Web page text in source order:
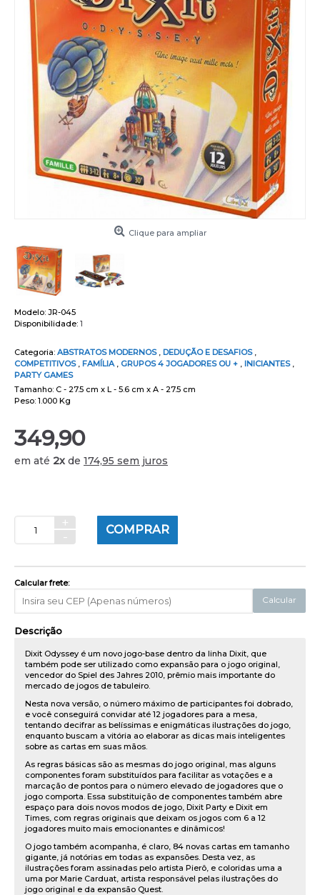
Clique para ampliar
Modelo: JR-045
Disponibilidade: 1
Categoria: ABSTRATOS MODERNOS DEDUÇÃO E DESAFIOS
COMPETITIVOS FAMÍLIA GRUPOS 4 JOGADORES OU + INICIANTES
PARTY GAMES
Tamanho: C - 27.5 cm x L - 5.6 cm x A - 27.5 cm
Peso: 1.000 Kg
349,90
em até 2x de 174,95 sem juros
+
-
COMPRAR
Calcular frete:
Calcular
Descrição
Dixit Odyssey é um novo jogo-base dentro da linha Dixit, que
também pode ser utilizado como expansão para o jogo original,
vencedor do Spiel des Jahres 2010, prêmio mais importante do
mercado de jogos de tabuleiro.
Nesta nova versão, o número máximo de participantes foi dobrado,
e você conseguirá convidar até 12 jogadores para a mesa,
tentando decifrar as belíssimas e enigmáticas ilustrações do jogo,
enquanto buscam a vitória ao elaborar as dicas mais inteligentes
sobre as cartas em suas mãos.
As regras básicas são as mesmas do jogo original, mas alguns
componentes foram substituídos para facilitar as votações e a
marcação de pontos para o número elevado de jogadores que o
jogo comporta. Essa substituição de componentes também abre
espaço para dois novos modos de jogo, Dixit Party e Dixit em
Times, com regras originais que deixam os jogos com 6 a 12
jogadores muito mais emocionantes e dinâmicos!
O jogo também acompanha, é claro, 84 novas cartas em tamanho
gigante, já notórias em todas as expansões. Desta vez, as
ilustrações foram assinadas pelo artista Pierô, e coloridas uma a
uma por Marie Carduat, artista responsável pelas ilustrações do
jogo original e da expansão Quest.